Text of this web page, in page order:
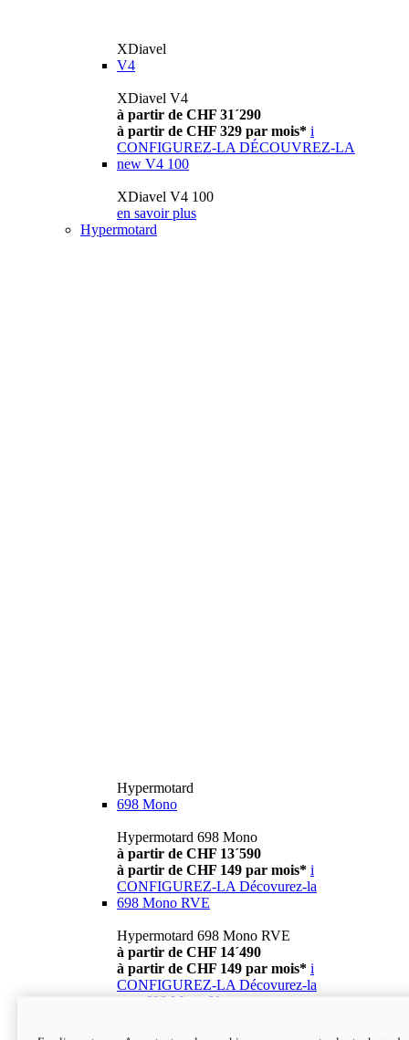
XDiavel
V4
XDiavel V4
à partir de CHF 31´290
à partir de CHF 329 par mois* i
CONFIGUREZ-LA DÉCOUVREZ-LA
new V4 100
XDiavel V4 100
en savoir plus
Hypermotard
Hypermotard
698 Mono
Hypermotard 698 Mono
à partir de CHF 13´590
à partir de CHF 149 par mois* i
CONFIGUREZ-LA Décovurez-la
698 Mono RVE
Hypermotard 698 Mono RVE
à partir de CHF 14´490
à partir de CHF 149 par mois* i
CONFIGUREZ-LA Décovurez-la
698 Mono Nera
Hypermotard 698 Mono Nera